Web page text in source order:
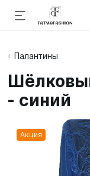
Палантины
- синий
Акция